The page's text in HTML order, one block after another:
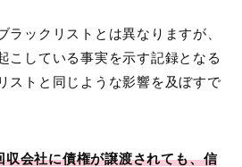
ラックリストとは異なりますが、
こしている事実を示す記録となる
ストと同じような影響を及ぼすで
会社に債権が譲渡されても、信